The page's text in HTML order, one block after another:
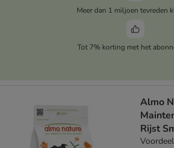
Meer dan 1 miljoen tevreden
Tot 7% korting met het
Almo
Rijst